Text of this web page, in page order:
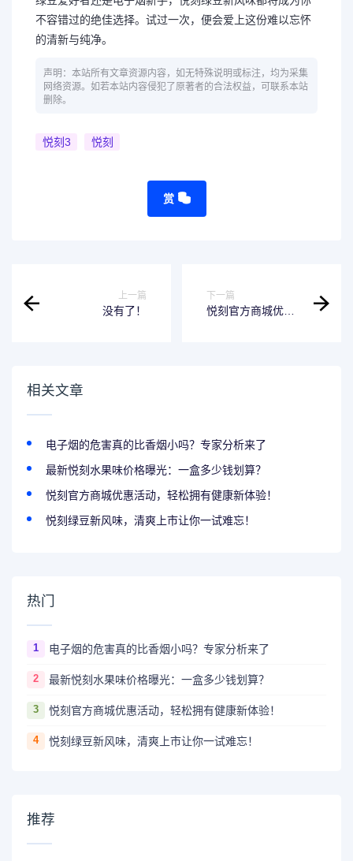
不容错过的绝佳选择。试过一次，便会爱上这份难以忘怀
的清新与纯净。
声明：本站所有文章资源内容，如无特殊说明或标注，均为采集
网络资源。如若本站内容侵犯了原著者的合法权益，可联系本站
删除。
悦刻3 悦刻
赏
上一篇
没有了！
下一篇
悦刻官方商城优惠
相关文章
电子烟的危害真的比香烟小吗？专家分析来了
最新悦刻水果味价格曝光：一盒多少钱划算？
悦刻官方商城优惠活动，轻松拥有健康新体验！
悦刻绿豆新风味，清爽上市让你一试难忘！
热门
1 电子烟的危害真的比香烟小吗？专家分析来了
2 最新悦刻水果味价格曝光：一盒多少钱划算？
3 悦刻官方商城优惠活动，轻松拥有健康新体验！
4 悦刻绿豆新风味，清爽上市让你一试难忘！
推荐